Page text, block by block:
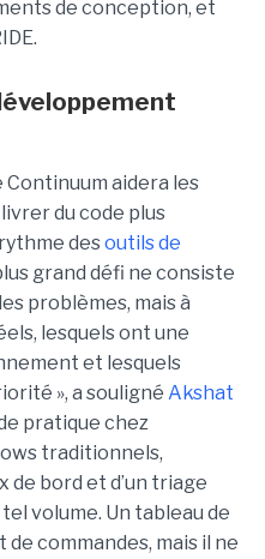
de conception, et
aidera les
du code plus
desoutils de
grand défi ne consiste
problèmes, mais à
lesquels ont une
et lesquels
», a souligné Akshat
pratique chez
traditionnels,
de bord et d’un triage
volume. Un tableau de
commandes, mais il ne